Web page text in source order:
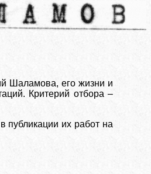
Шаламова, его жизни и
Критерий отбора –
публикации их работ на